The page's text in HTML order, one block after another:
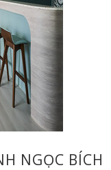
NGỌC BÍCH